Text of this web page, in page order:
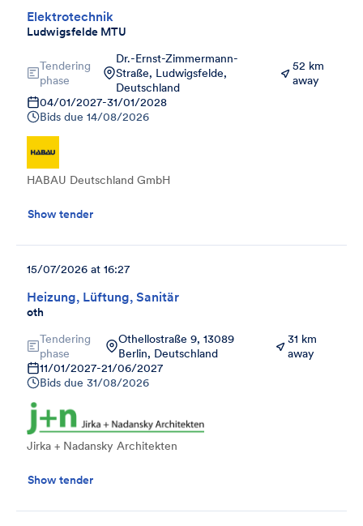
Elektrotechnik
Ludwigsfelde MTU
Tendering
phase
Dr.-Ernst-Zimmermann-
Straße, Ludwigsfelde,
Deutschland
52 km
away
04/01/2027-31/01/2028
Bids due 14/08/2026
HABAU Deutschland GmbH
Show tender
Heizung, Lüftung, Sanitär
oth
15/07/2026 at 16:27
Tendering
phase
Othellostraße 9, 13089
Berlin, Deutschland
31 km
away
11/01/2027-21/06/2027
Bids due 31/08/2026
Jirka + Nadansky Architekten
Show tender